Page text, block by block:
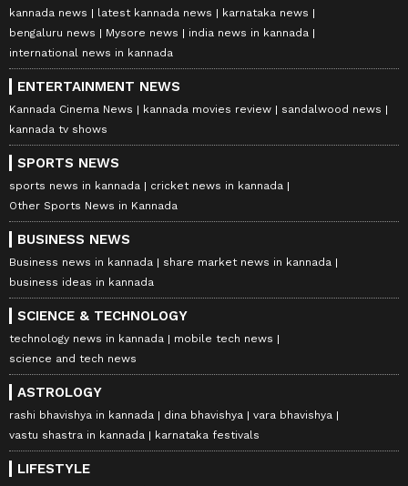
kannada news latest kannada news
karnataka news
bengaluru news
Mysore news
india news in kannada
international news in kannada
ENTERTAINMENT NEWS
Kannada Cinema News kannada movies review
sandalwood news
kannada tv shows
SPORTS NEWS
sports news in kannada
cricket news in kannada
Other Sports News in Kannada
BUSINESS NEWS
Business news in kannada
share market news in kannada
business ideas in kannada
SCIENCE & TECHNOLOGY
technology news in kannada
mobile tech news
science and tech news
ASTROLOGY
rashi bhavishya in kannada dina bhavishya
vara bhavishya
vastu shastra in kannada
karnataka festivals
LIFESTYLE